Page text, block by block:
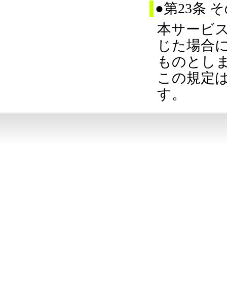
●第23条
本サービ
じた場合
ものとし
この規定
す。